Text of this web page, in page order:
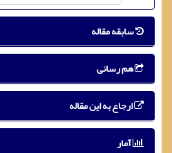
سابقه مقاله
هم رسانی
ارجاع به این مقاله
آمار